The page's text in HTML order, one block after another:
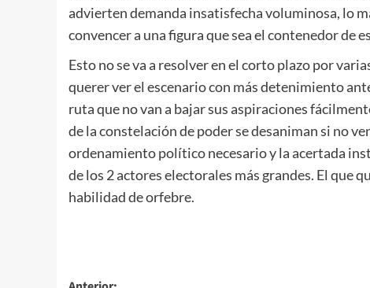
advierten demanda insatisfecha voluminosa, lo
convencer a una figura que sea el contenedor de
Esto no se va a resolver en el corto plazo por
querer ver el escenario con más detenimiento
ruta que no van a bajar sus aspiraciones
de la constelación de poder se desaniman si no
ordenamiento político necesario y la acertada
de los 2 actores electorales más grandes. El que
habilidad de orfebre.